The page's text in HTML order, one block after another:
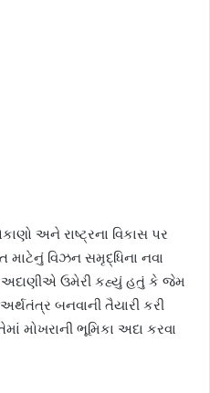
અને રાષ્ટ્રના વિકાસ પર
માટેનું વિઝન સમૃદ્ધિના નવા
ઉમેરી કહ્યું હતું કે જેમ
બનવાની તૈયારી કરી
મોખરાની ભૂમિકા અદા કરવા